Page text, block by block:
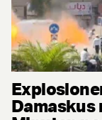
Damaskus